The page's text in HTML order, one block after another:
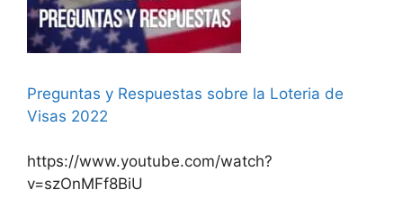
Preguntas y Respuestas sobre la Loteria de
Visas 2022
https://www.youtube.com/watch?
v=szOnMFf8BiU